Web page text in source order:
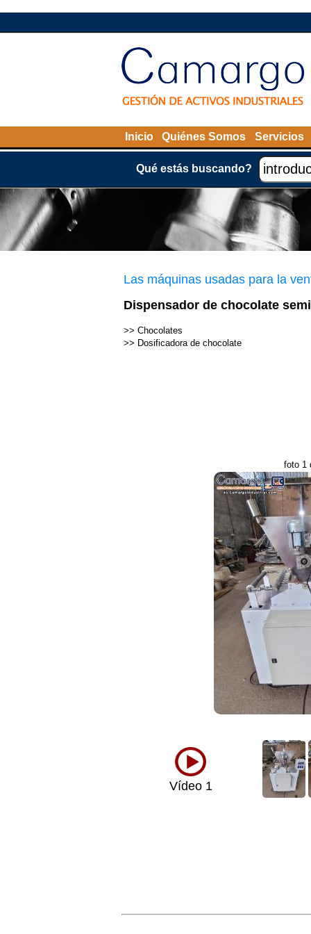
Inicio Quiénes Somos Servicios
Qué estás buscando?
Las máquinas usadas para la
Dispensador de chocolate
>> Chocolates
>> Dosificadora de chocolate
foto 1
Vídeo 1